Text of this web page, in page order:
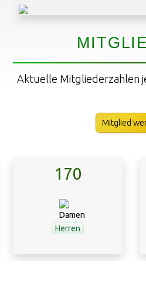
Aktuelle Mitgliederzahlen
Mitglied
170
Herren